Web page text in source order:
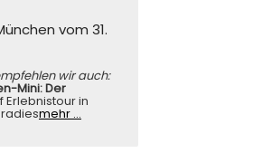
vom 31.
wir auch:
Mini: Der
Erlebnistour in
mehr …